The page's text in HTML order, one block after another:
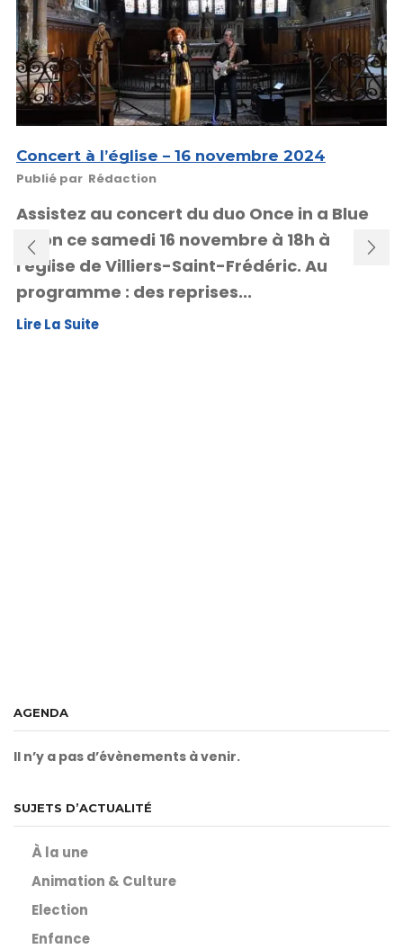
Concert à l’église – 16 novembre 2024
Publié par Rédaction
Assistez au concert du duo Once in a Blue
Moon ce samedi 16 novembre à 18h à
l'église de Villiers-Saint-Frédéric. Au
programme : des reprises...
Lire La Suite
AGENDA
Il n’y a pas d’évènements à venir.
SUJETS D’ACTUALITÉ
À la une
Animation & Culture
Election
Enfance